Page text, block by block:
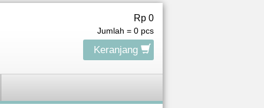
Rp 0
Jumlah = 0pcs
Keranjang